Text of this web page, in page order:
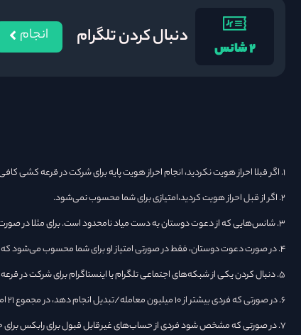
۲ شانس
دنبال کردن تلگرام انجام
۱. اگر قبلا احراز هویت نکردید،‌ انجام احراز هویت پایه برای شرکت در قرعه کشی کافی است و نیازی به احراز هویت پیشرفته نیست.
۲. اگر از قبل احراز هویت کردید،‌امتیازی برای شما محسوب نمی‌شود.
۳. شانس‌هایی که از دعوت دوستان به دست میاد نامحدود است. برای مثلا در صورت دعوت ۵ دوست ۱۵ امتیاز دریافت می‌کنید.
۴. در صورت دعوت دوستان، فقط در صورتی امتیاز او برای شما محسوب می‌شود که دوست شما از کد دعوت شما استفاده کرده و احراز هویت پایه خود را انجام دهد.
۵. دنبال کردن یکی از شبکه‌های اجتماعی تلگرام یا اینستاگرام برای شرکت در قرعه‌کشی الزامی است.
۶. در صورتی که فردی بیشتر از ۱۰ میلیون معامله/تبدیل انجام دهد، در مجموع ۲۱ امتیاز به دست میاورد.
۷. در صورتی که مشخص شود فردی از حساب‌های غیرقابل قبول برای رابکس برای جمع‌آوری امتیازها استفاده کرده، امتیازها او از بین می‌رود.